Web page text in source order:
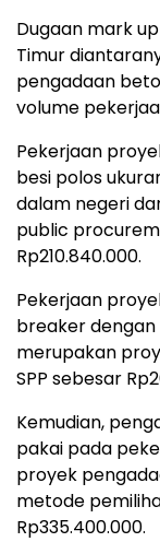
Dugaan mark
Timur
pengadaan
volume
Pekerjaan
besi polos
dalam negeri
public
Rp210.840.000.
Pekerjaan
breaker dengan
merupakan
SPP sebesar
Kemudian,
pakai pada
proyek
metode
Rp335.400.000.